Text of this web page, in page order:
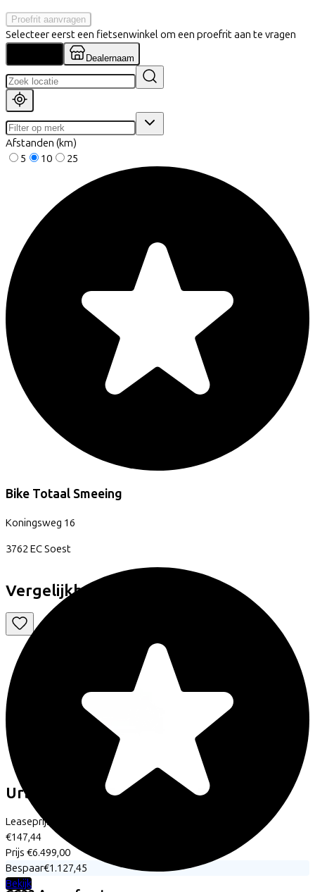
Proefrit aanvragen
Selecteer eerst een fietsenwinkel om een proefrit aan te vragen
Dealernaam
Afstanden (km)
5
10 25
Bike Totaal Smeeing
Koningsweg 16
3762 ECSoest
Vergelijkbare fietsen
Urban Arrow FamilyNext Pro
Leaseprijs p/m vanaf
€147,44
Prijs €6.499,00
Bespaar€1.127,45
Bekijk